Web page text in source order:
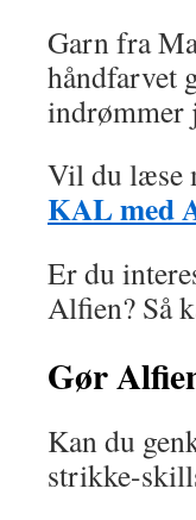
Garn fra
håndfarvet
indrømmer
Vil du læse
KAL med
Er du
Alfien? Så
Gør
Kan du
strikke-